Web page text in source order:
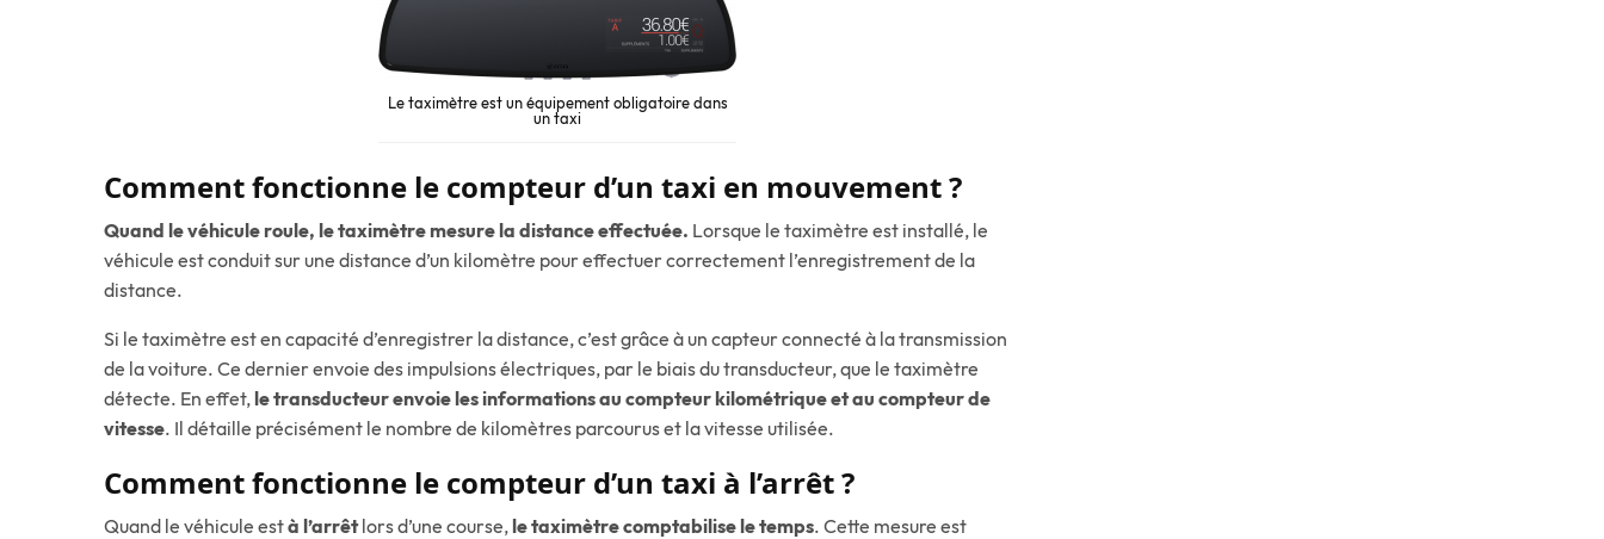
Le taximètre est un équipement obligatoire dans
un taxi
Comment fonctionne le compteur d’un taxi en mouvement ?
Quand le véhicule roule, le taximètre mesure la distance effectuée. Lorsque le taximètre est installé, le
véhicule est conduit sur une distance d’un kilomètre pour effectuer correctement l’enregistrement de la
distance.
Si le taximètre est en capacité d’enregistrer la distance, c’est grâce à un capteur connecté à la transmission
de la voiture. Ce dernier envoie des impulsions électriques, par le biais du transducteur, que le taximètre
détecte. En effet,le transducteur envoie les informations au compteur kilométrique et au compteur de
vitesse. Il détaille précisément le nombre de kilomètres parcourus et la vitesse utilisée.
Comment fonctionne le compteur d’un taxi à l’arrêt ?
Quand le véhicule està l’arrêtlors d’une course,le taximètre comptabilise le temps. Cette mesure est